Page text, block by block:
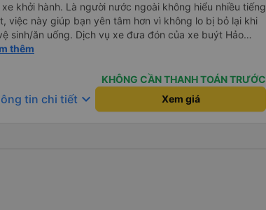
xe khởi hành. Là người nước ngoài không hiểu nhiều tiếng
việc này giúp bạn yên tâm hơn vì không lo bị bỏ lại khi
sinh/ăn uống. Dịch vụ xe đưa đón của xe buýt Hảo
là một điểm cộng, đưa bạn từ bến xe đến chỗ ở MIỄN
còn mơ màng và loay hoay tìm taxi về khách sạn.
thêm
KHÔNG CẦN THANH TOÁN TRƯỚC
tin chi tiết keyboard_arrow_down Xem giá